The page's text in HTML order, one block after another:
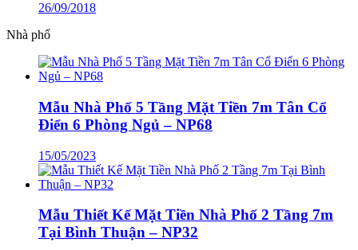
26/09/2018
Nhà phố
Mẫu Nhà Phố 5 Tầng Mặt Tiền 7m Tân Cổ
Điển 6 Phòng Ngủ – NP68
15/05/2023
Mẫu Thiết Kế Mặt Tiền Nhà Phố 2 Tầng 7m
Tại Bình Thuận – NP32